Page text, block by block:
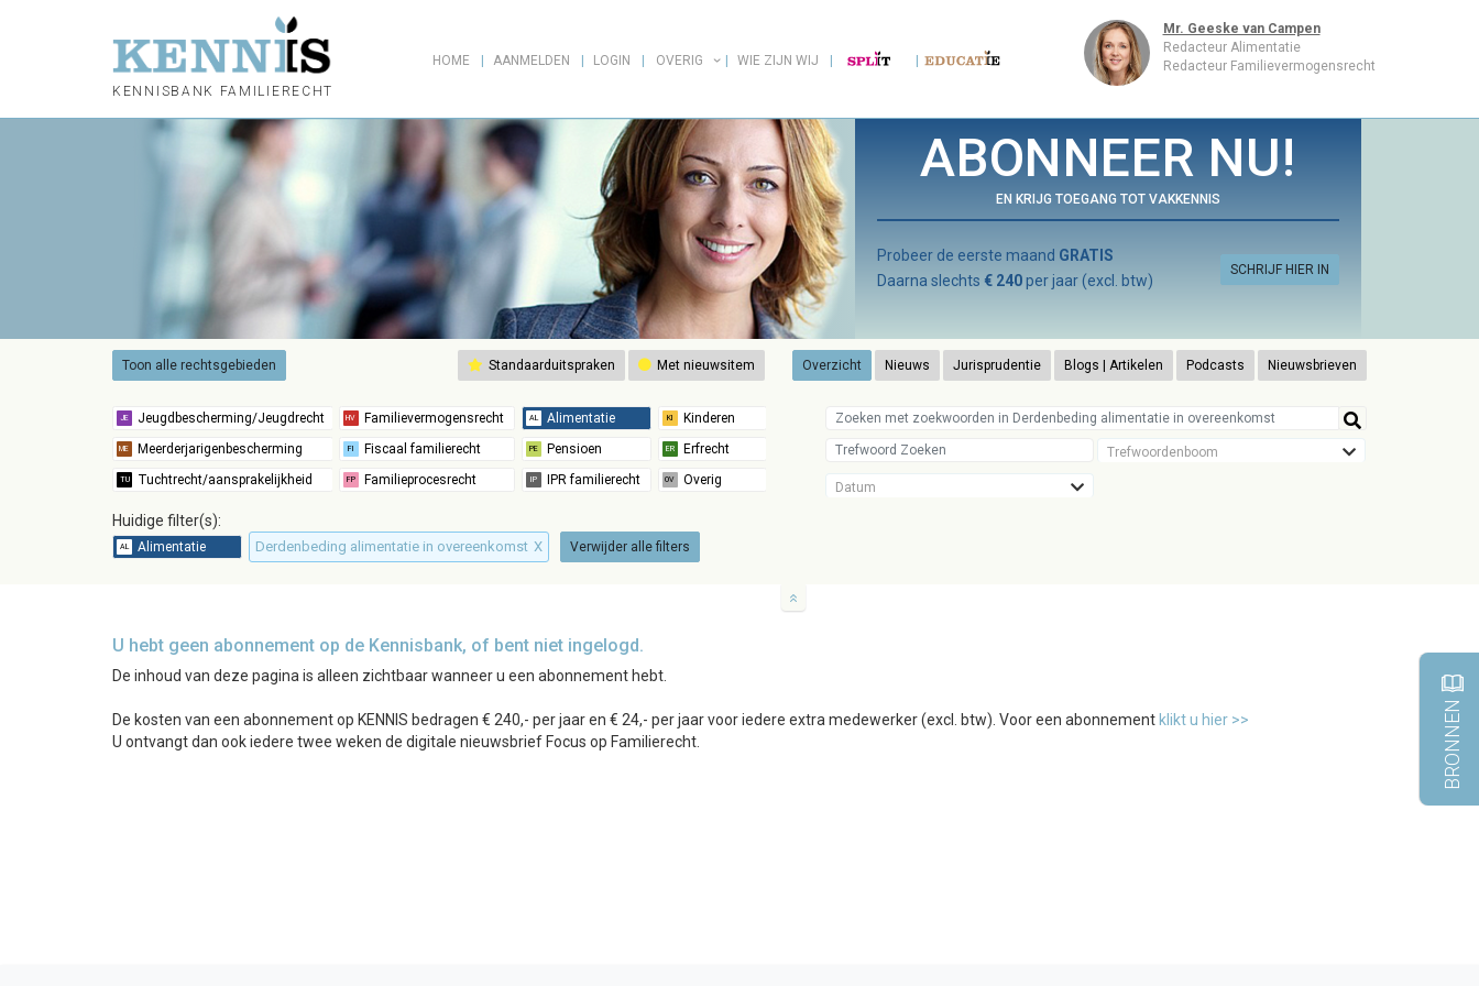
KENNISBANK FAMILIERECHT
HOME AANMELDEN LOGIN OVERIG WIE ZIJN WIJ
Mr. Geeske van Campen
Redacteur Alimentatie
Redacteur Familievermogensrecht
ABONNEER NU!
EN KRIJG TOEGANG TOT VAKKENNIS
SCHRIJF HIER IN
Probeer de eerste maand GRATIS
Daarna slechts € 240per jaar (excl. btw)
Toon alle rechtsgebieden Standaarduitspraken Met nieuwsitem Overzicht Nieuws Jurisprudentie Blogs | Artikelen Podcasts Nieuwsbrieven
Trefwoordenboom
Datum
Huidige filter(s):
Derdenbeding alimentatie in overeenkomst X Verwijder alle filters
U hebt geen abonnement op de Kennisbank, of bent niet ingelogd.
De inhoud van deze pagina is alleen zichtbaar wanneer u een abonnement hebt.
De kosten van een abonnement op KENNIS bedragen € 240,- per jaar en € 24,- per jaar voor iedere extra medewerker (excl. btw). Voor een abonnement klikt u hier >>
U ontvangt dan ook iedere twee weken de digitale nieuwsbrief Focus op Familierecht.
BRONNEN